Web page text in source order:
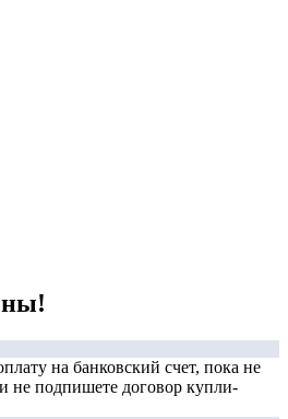
на банковский счет, пока не
не подпишете договор купли-